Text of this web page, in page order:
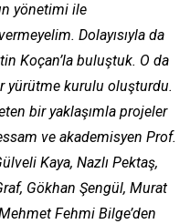
yönetimi ile
Dolayısıyla da
Koçan’la buluştuk. O da
yürütme kurulu oluşturdu.
bir yaklaşımla projeler
ve akademisyen Prof.
Kaya, Nazlı Pektaş,
Gökhan Şengül, Murat
Fehmi Bilge’den